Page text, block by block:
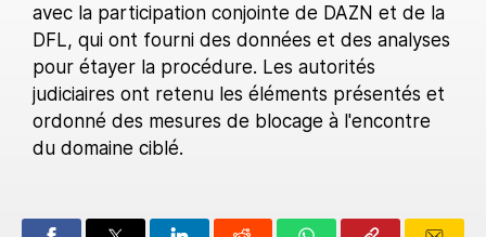
avec la participation conjointe de DAZN et de la
DFL, qui ont fourni des données et des analyses
pour étayer la procédure. Les autorités
judiciaires ont retenu les éléments présentés et
ordonné des mesures de blocage à l'encontre
du domaine ciblé.